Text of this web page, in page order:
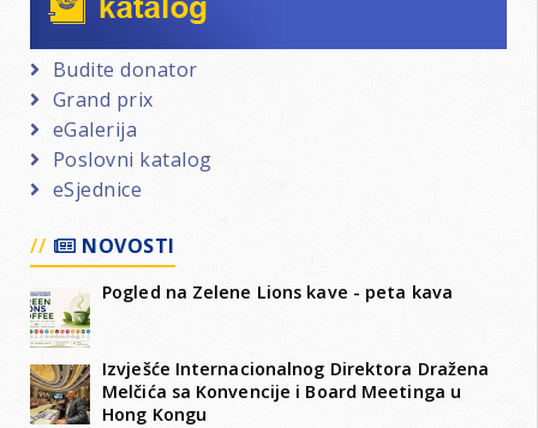
Budite donator
Grand prix
eGalerija
Poslovni katalog
eSjednice
NOVOSTI
Pogled na Zelene Lions kave - peta kava
Izvješće Internacionalnog Direktora Dražena
Melčića sa Konvencije i Board Meetinga u
Hong Kongu